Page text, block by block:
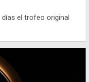
el trofeo original